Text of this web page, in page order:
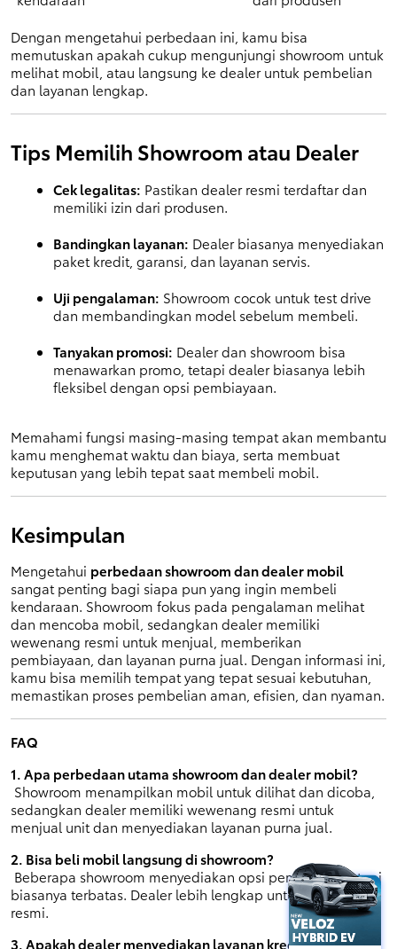
Dengan mengetahui perbedaan ini, kamu bisa
memutuskan apakah cukup mengunjungi showroom untuk
melihat mobil, atau langsung ke dealer untuk pembelian
dan layanan lengkap.
Tips Memilih Showroom atau Dealer
Cek legalitas: Pastikan dealer resmi terdaftar dan
memiliki izin dari produsen.
Bandingkan layanan: Dealer biasanya menyediakan
paket kredit, garansi, dan layanan servis.
Uji pengalaman: Showroom cocok untuk test drive
dan membandingkan model sebelum membeli.
Tanyakan promosi: Dealer dan showroom bisa
menawarkan promo, tetapi dealer biasanya lebih
fleksibel dengan opsi pembiayaan.
Memahami fungsi masing-masing tempat akan membantu
kamu menghemat waktu dan biaya, serta membuat
keputusan yang lebih tepat saat membeli mobil.
Kesimpulan
Mengetahui perbedaan showroom dan dealer mobil
sangat penting bagi siapa pun yang ingin membeli
kendaraan. Showroom fokus pada pengalaman melihat
dan mencoba mobil, sedangkan dealer memiliki
wewenang resmi untuk menjual, memberikan
pembiayaan, dan layanan purna jual. Dengan informasi ini,
kamu bisa memilih tempat yang tepat sesuai kebutuhan,
memastikan proses pembelian aman, efisien, dan nyaman.
FAQ
1. Apa perbedaan utama showroom dan dealer mobil?
sedangkan dealer memiliki wewenang resmi untuk
menjual unit dan menyediakan layanan purna jual.
2. Bisa beli mobil langsung di showroom?
biasanya terbatas. Dealer lebih lengkap untuk pembelian
resmi.
3. Apakah dealer menyediakan layanan kredit atau